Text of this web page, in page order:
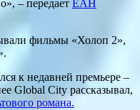
– передает ЕАН
фильмы «Холоп 2»,
к недавней премьере –
Global City рассказывал,
романа.